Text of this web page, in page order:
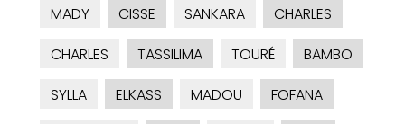
MADY
CISSE SANKARA
CHARLES
CHARLES
TASSILIMA TOURÉ
BAMBO
SYLLA
ELKASS MADOU
FOFANA